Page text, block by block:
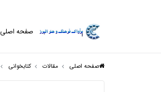
صفحه اصلی
صفحه اصلی مقالات کتابخوانی